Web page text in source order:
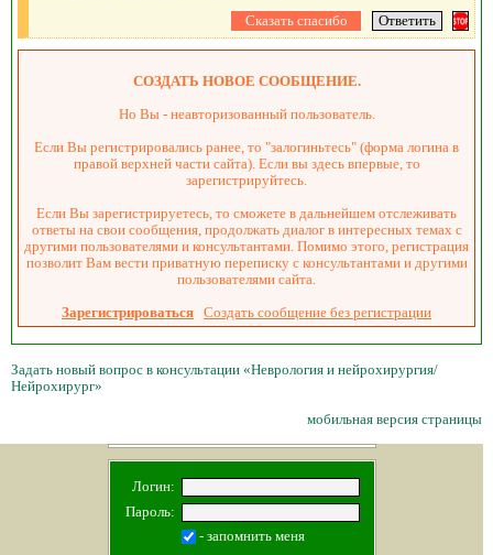
СОЗДАТЬ НОВОЕ СООБЩЕНИЕ.
Но Вы - неавторизованный пользователь.
Если Вы регистрировались ранее, то "залогиньтесь" (форма логина в
правой верхней части сайта). Если вы здесь впервые, то
зарегистрируйтесь.
Если Вы зарегистрируетесь, то сможете в дальнейшем отслеживать
ответы на свои сообщения, продолжать диалог в интересных темах с
другими пользователями и консультантами. Помимо этого, регистрация
позволит Вам вести приватную переписку с консультантами и другими
пользователями сайта.
Зарегистрироваться Создать сообщение без регистрации
Задать новый вопрос в консультации «Неврология и нейрохирургия/
Нейрохирург»
мобильная версия страницы
Логин:
Пароль:
- запомнить меня